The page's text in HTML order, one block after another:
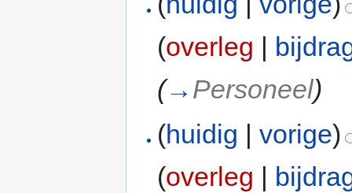
(overleg |
(→ Personeel)
(huidig |vorige)
(overleg |